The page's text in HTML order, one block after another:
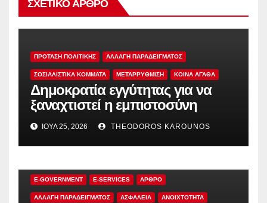
ΣΧΕΤΙΚΌ ΆΡΘΡΟ
ΠΡΟΤΑΣΗ ΠΟΛΙΤΙΚΗΣ ΑΛΛΑΓΗ ΠΑΡΑΔΕΙΓΜΑΤΟΣ
ΣΟΣΙΑΛΙΣΤΙΚΆ ΚΌΜΜΑΤΑ ΜΕΤΑΡΡΥΘΜΙΣΗ ΚΟΙΝΑ ΑΓΑΘΑ
Δημοκρατία εγγύτητας για να
ξαναχτιστεί η εμπιστοσύνη
ΙΟΎΛ 25, 2026 THEODOROS KAROUNOS
E-GOVERNMENT E-SERVICES ΑΡΘΡΟ
ΑΛΛΑΓΗ ΠΑΡΑΔΕΙΓΜΑΤΟΣ ΑΣΦΑΛΕΙΑ ΑΝΟΙΧΤΌΤΗΤΑ